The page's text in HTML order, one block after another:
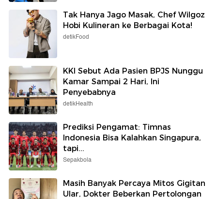
Tak Hanya Jago Masak, Chef Wilgoz
Hobi Kulineran ke Berbagai Kota!
detikFood
KKI Sebut Ada Pasien BPJS Nunggu
Kamar Sampai 2 Hari, Ini
Penyebabnya
detikHealth
Prediksi Pengamat: Timnas
Indonesia Bisa Kalahkan Singapura,
tapi...
Sepakbola
Masih Banyak Percaya Mitos Gigitan
Ular, Dokter Beberkan Pertolongan